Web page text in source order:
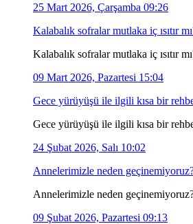
25 Mart 2026, Çarşamba 09:26
Kalabalık sofralar mutlaka iç ısıtır
Kalabalık sofralar mutlaka iç ısıtır
09 Mart 2026, Pazartesi 15:04
Gece yürüyüşü ile ilgili kısa bir
Gece yürüyüşü ile ilgili kısa bir
24 Şubat 2026, Salı 10:02
Annelerimizle neden
Annelerimizle neden
09 Şubat 2026, Pazartesi 09:13